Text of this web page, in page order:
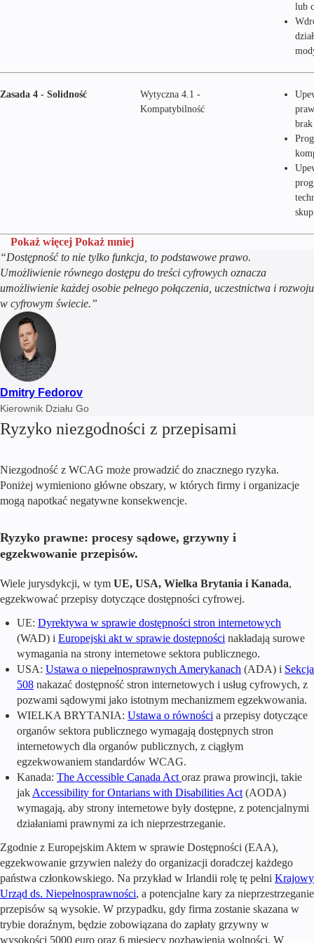
lub
Zasada 4 - Solidność
Wytyczna 4.1 -
Kompatybilność
Pokaż więcej Pokaż mniej
“Dostępność to nie tylko funkcja, to podstawowe prawo.
Umożliwienie równego dostępu do treści cyfrowych oznacza
umożliwienie każdej osobie pełnego połączenia, uczestnictwa i rozwoju
w cyfrowym świecie.”
Dmitry Fedorov
Kierownik Działu Go
Ryzyko niezgodności z przepisami
Niezgodność z WCAG może prowadzić do znacznego ryzyka.
Poniżej wymieniono główne obszary, w których firmy i organizacje
mogą napotkać negatywne konsekwencje.
Ryzyko prawne: procesy sądowe, grzywny i
egzekwowanie przepisów.
Wiele jurysdykcji, w tym UE, USA, Wielka Brytania i Kanada,
egzekwować przepisy dotyczące dostępności cyfrowej.
UE: Dyrektywa w sprawie dostępności stron internetowych
(WAD) i Europejski akt w sprawie dostępności nakładają surowe
wymagania na strony internetowe sektora publicznego.
USA: Ustawa o niepełnosprawnych Amerykanach (ADA) i Sekcja
508 nakazać dostępność stron internetowych i usług cyfrowych, z
pozwami sądowymi jako istotnym mechanizmem egzekwowania.
WIELKA BRYTANIA: Ustawa o równości a przepisy dotyczące
organów sektora publicznego wymagają dostępnych stron
internetowych dla organów publicznych, z ciągłym
egzekwowaniem standardów WCAG.
Kanada: The Accessible Canada Act oraz prawa prowincji, takie
jak Accessibility for Ontarians with Disabilities Act (AODA)
wymagają, aby strony internetowe były dostępne, z potencjalnymi
działaniami prawnymi za ich nieprzestrzeganie.
Zgodnie z Europejskim Aktem w sprawie Dostępności (EAA),
egzekwowanie grzywien należy do organizacji doradczej każdego
państwa członkowskiego. Na przykład w Irlandii rolę tę pełni Krajowy
Urząd ds. Niepełnosprawności, a potencjalne kary za nieprzestrzeganie
przepisów są wysokie. W przypadku, gdy firma zostanie skazana w
trybie doraźnym, będzie zobowiązana do zapłaty grzywny w
wysokości 5000 euro oraz 6 miesięcy pozbawienia wolności. W